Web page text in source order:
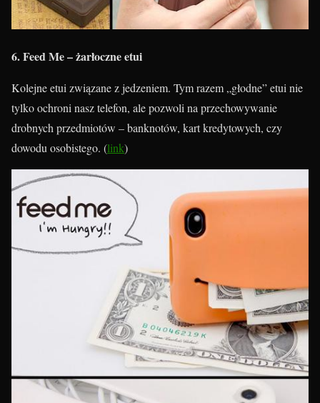
6. Feed Me – żarłoczne etui
Kolejne etui związane z jedzeniem. Tym razem „głodne” etui nie
tylko ochroni nasz telefon, ale pozwoli na przechowywanie
drobnych przedmiotów – banknotów, kart kredytowych, czy
dowodu osobistego. (link)